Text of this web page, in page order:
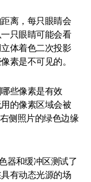
离，每只眼睛会
只眼睛可能会看
体着色二次投影
素是不可见的。
些像素是有效
的像素区域会被
侧照片的绿色边缘
器和缓冲区测试了
有动态光源的场